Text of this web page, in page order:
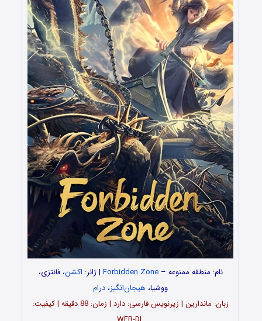
نام: منطقه ممنوعه –Forbidden Zone | ژانر: اکشن، فانتزی،
ووشیا، هیجان‌انگیز، درام
زبان: ماندارین | زیرنویس فارسی: دارد | زمان: 88 دقیقه | کیفیت: